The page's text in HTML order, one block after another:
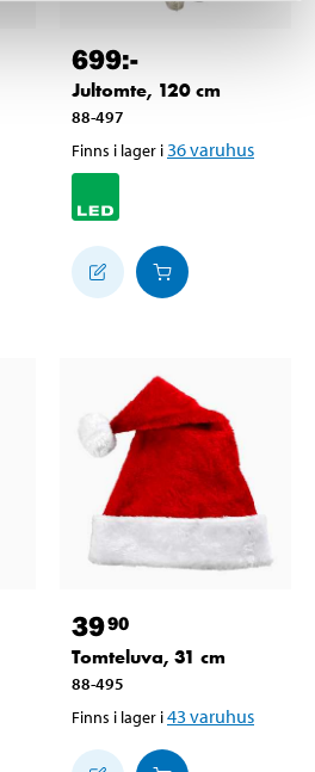
699:-
Jultomte, 120 cm
88-497
Finns i lager i 36varuhus
3990
Tomteluva, 31 cm
88-495
Finns i lager i43 varuhus